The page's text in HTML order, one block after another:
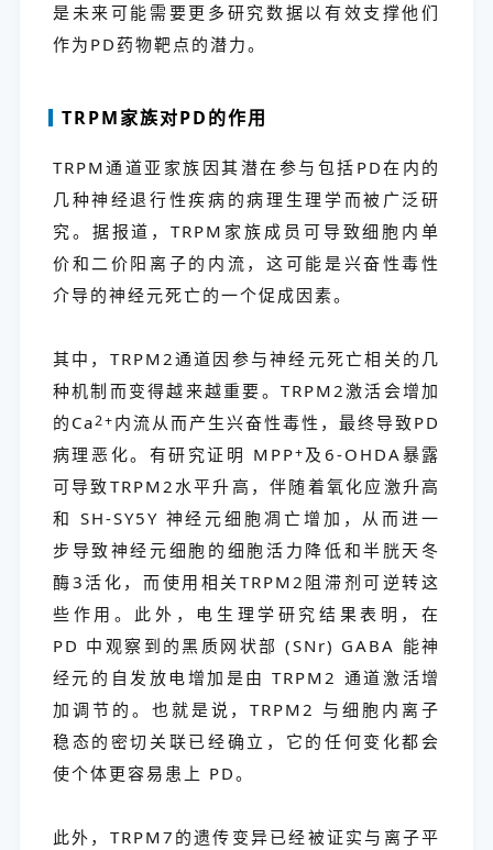
是未来可能需要更多研究数据以有效支撑他们
作为PD药物靶点的潜力。
TRPM家族对PD的作用
TRPM通道亚家族因其潜在参与包括PD在内的
几种神经退行性疾病的病理生理学而被广泛研
究。据报道，TRPM家族成员可导致细胞内单
价和二价阳离子的内流，这可能是兴奋性毒性
介导的神经元死亡的一个促成因素。
其中，TRPM2通道因参与神经元死亡相关的几
种机制而变得越来越重要。TRPM2激活会增加
的Ca2+内流从而产生兴奋性毒性，最终导致PD
病理恶化。有研究证明 MPP+及6-OHDA暴露
可导致TRPM2水平升高，伴随着氧化应激升高
和 SH-SY5Y 神经元细胞凋亡增加，从而进一
步导致神经元细胞的细胞活力降低和半胱天冬
酶3活化，而使用相关TRPM2阻滞剂可逆转这
些作用。此外，电生理学研究结果表明，在
PD 中观察到的黑质网状部 (SNr) GABA 能神
经元的自发放电增加是由 TRPM2 通道激活增
加调节的。也就是说，TRPM2 与细胞内离子
稳态的密切关联已经确立，它的任何变化都会
使个体更容易患上 PD。
此外，TRPM7的遗传变异已经被证实与离子平